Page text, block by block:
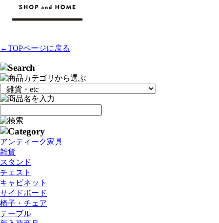
←TOPページに戻る
アンティーク家具
雑貨
スタンド
チェスト
キャビネット
サイドボード
椅子・チェア
テーブル